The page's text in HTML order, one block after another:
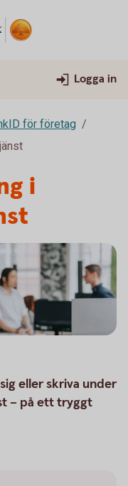
Logga in
för företag
i
eller skriva under
– på ett tryggt